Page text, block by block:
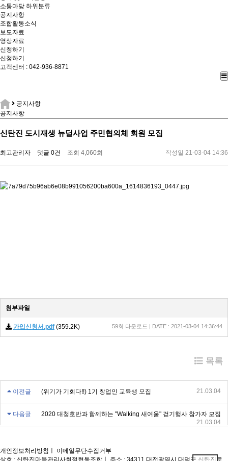
소통마당 하위분류
공지사항
조합활동소식
보도자료
영상자료
신청하기
신청하기
고객센터 : 042-936-8871
공지사항
공지사항
신탄진 도시재생 뉴딜사업 주민협의체 회원 모집
최고관리자 댓글 0건 조회 4,060회 작성일 21-03-04 14:36
첨부파일
가입신청서.pdf (359.2K) 59회 다운로드 | DATE : 2021-03-04 14:36:44
목록
이전글 (위기가 기회다!!) 1기 창업인 교육생 모집 21.03.04
다음글
2020 대청호반과 함께하는 "Walking 새여울" 걷기행사 참가자 모집
21.03.04
개인정보처리방침
이메일무단수집거부
상호 : 신탄진마을관리사회적협동조합
주소 : 34311 대전광역시 대덕구 신탄진로